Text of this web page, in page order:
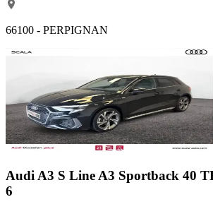
66100 - PERPIGNAN
Audi A3 S Line A3 Sportback 40
6